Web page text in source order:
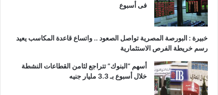
فى أسبوع
خبيرة : البورصة المصرية تواصل الصعود .. واتساع قاعدة المكاسب يعيد
رسم خريطة الفرص الاستثمارية
أسهم “البنوك” تتراجع لثامن القطاعات النشطة
خلال أسبوع بـ 3.3 مليار جنيه